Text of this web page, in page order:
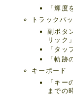
「輝度
トラックパ
副ボタ
リック」
「タッ
「軌跡
キーボード
「キー
までの